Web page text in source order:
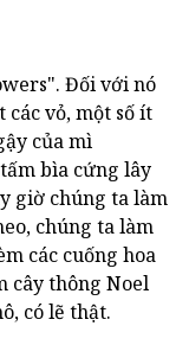
Đối với nó
các vỏ, một số ít
của mì
bìa cứng lây
giờ chúng ta làm
chúng ta làm
các cuống hoa
cây thông Noel
có lẽ thật.